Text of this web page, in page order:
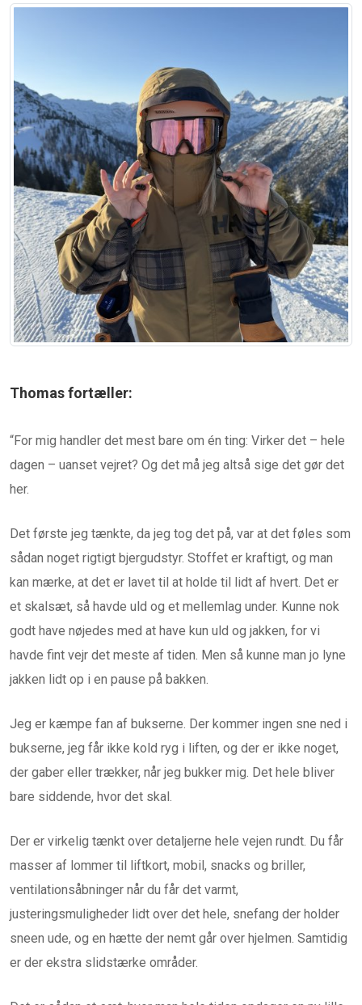
Thomas fortæller:
“For mig handler det mest bare om én ting: Virker det – hele
dagen – uanset vejret? Og det må jeg altså sige det gør det
her.
Det første jeg tænkte, da jeg tog det på, var at det føles som
sådan noget rigtigt bjergudstyr. Stoffet er kraftigt, og man
kan mærke, at det er lavet til at holde til lidt af hvert. Det er
et skalsæt, så havde uld og et mellemlag under. Kunne nok
godt have nøjedes med at have kun uld og jakken, for vi
havde fint vejr det meste af tiden. Men så kunne man jo lyne
jakken lidt op i en pause på bakken.
Jeg er kæmpe fan af bukserne. Der kommer ingen sne ned i
bukserne, jeg får ikke kold ryg i liften, og der er ikke noget,
der gaber eller trækker, når jeg bukker mig. Det hele bliver
bare siddende, hvor det skal.
Der er virkelig tænkt over detaljerne hele vejen rundt. Du får
masser af lommer til liftkort, mobil, snacks og briller,
ventilationsåbninger når du får det varmt,
justeringsmuligheder lidt over det hele, snefang der holder
sneen ude, og en hætte der nemt går over hjelmen. Samtidig
er der ekstra slidstærke områder.